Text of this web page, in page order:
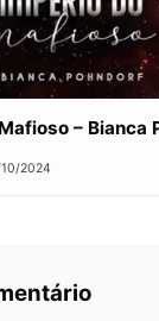
– Bianca
2024